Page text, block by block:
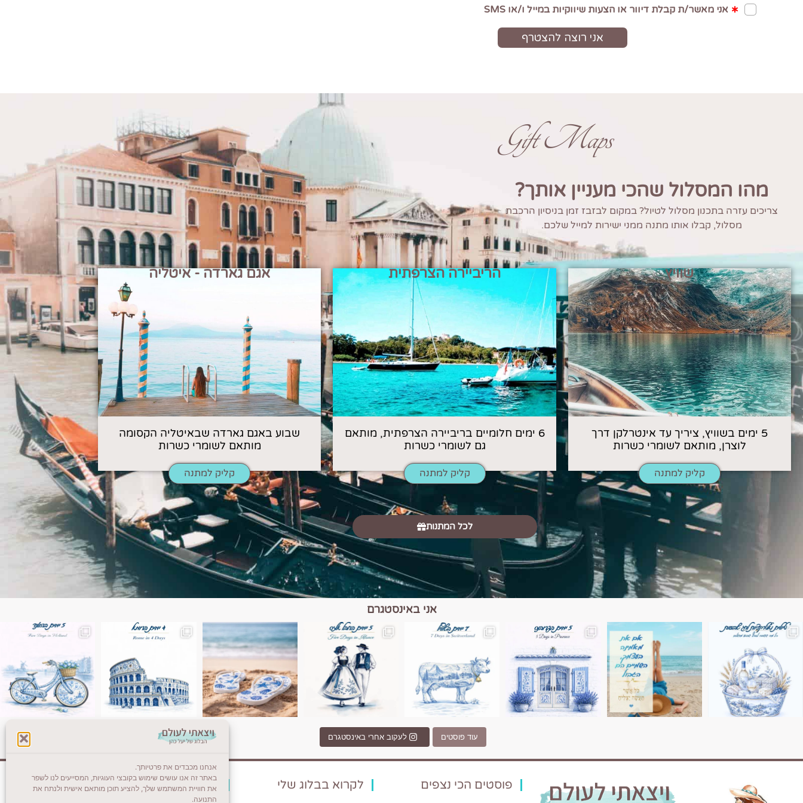
אנחנו מכבדים את פרטיותך.
באתר זה אנו עושים שימוש בקובצי העוגיות, המסייעים לנו לשפר
את חוויית המשתמש שלך, להציע תוכן מותאם אישית ולנתח את
התנועה.
Gift Maps
מהו המסלול שהכי מעניין אותך?
צריכים עזרה בתכנון מסלול לטיול? במקום לבזבז זמן בניסיון הרכבת
מסלול, קבלו אותו מתנה ממני ישירות למייל שלכם.
שוויץ
5 ימים בשוויץ, ציריך עד אינטרלקן דרך
לוצרן, מותאם לשומרי כשרות
קליק למתנה
הריביירה הצרפתית
6 ימים חלומיים בריביירה הצרפתית, מותאם
גם לשומרי כשרות
קליק למתנה
אגם גארדה - איטליה
שבוע באגם גארדה שבאיטליה הקסומה
מותאם לשומרי כשרות
קליק למתנה
לכל המתנות
אני באינסטגרם
השמים הם הגבול 💙🩵 טיול בין כפרים, יין ונופים בחבל אלזס צרפת
יש רגע כזה בחופשה שבו הכל נהיה פשוט יותר. החול, הי
יש ערים בעולם שמרגישות כמו מסע בזמן. רומא היא אחתInstagram post 18087423191462101
עוד פוסטים לעקוב אחרי באינסטגרם
פוסטים הכי נצפים לקרוא בבלוג שלי צרו קשר (לא בשבת)